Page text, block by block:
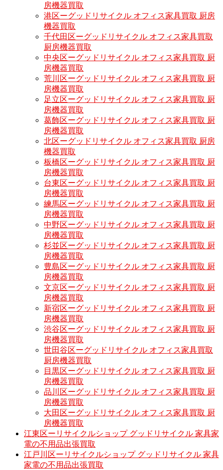
房機器買取
港区ーグッドリサイクル オフィス家具買取 厨房
機器買取
千代田区ーグッドリサイクル オフィス家具買取
厨房機器買取
中央区ーグッドリサイクル オフィス家具買取 厨
房機器買取
荒川区ーグッドリサイクル オフィス家具買取 厨
房機器買取
足立区ーグッドリサイクル オフィス家具買取 厨
房機器買取
葛飾区ーグッドリサイクル オフィス家具買取 厨
房機器買取
北区ーグッドリサイクル オフィス家具買取 厨房
機器買取
板橋区ーグッドリサイクル オフィス家具買取 厨
房機器買取
台東区ーグッドリサイクル オフィス家具買取 厨
房機器買取
練馬区ーグッドリサイクル オフィス家具買取 厨
房機器買取
中野区ーグッドリサイクル オフィス家具買取 厨
房機器買取
杉並区ーグッドリサイクル オフィス家具買取 厨
房機器買取
豊島区ーグッドリサイクル オフィス家具買取 厨
房機器買取
文京区ーグッドリサイクル オフィス家具買取 厨
房機器買取
新宿区ーグッドリサイクル オフィス家具買取 厨
房機器買取
渋谷区ーグッドリサイクル オフィス家具買取 厨
房機器買取
世田谷区ーグッドリサイクル オフィス家具買取
厨房機器買取
目黒区ーグッドリサイクル オフィス家具買取 厨
房機器買取
品川区ーグッドリサイクル オフィス家具買取 厨
房機器買取
大田区ーグッドリサイクル オフィス家具買取 厨
房機器買取
江東区ーリサイクルショップ グッドリサイクル 家具家
電の不用品出張買取
江戸川区ーリサイクルショップ グッドリサイクル 家具
家電の不用品出張買取